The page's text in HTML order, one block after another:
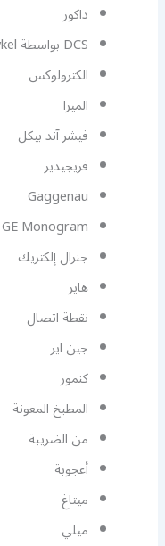
داكور
DCS بواسطة Fisher & Paykel
الكترولوكس
الميرا
فيشر آند بيكل
فريجيدير
Gaggenau
GE Monogram
جنرال إلكتريك
هاير
نقطة اتصال
جين اير
كنمور
المطبخ المعونة
من الضريبة
أعجوبة
ميتاغ
ميلي